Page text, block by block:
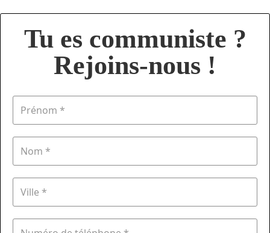
Tu es communiste ?
Rejoins-nous !